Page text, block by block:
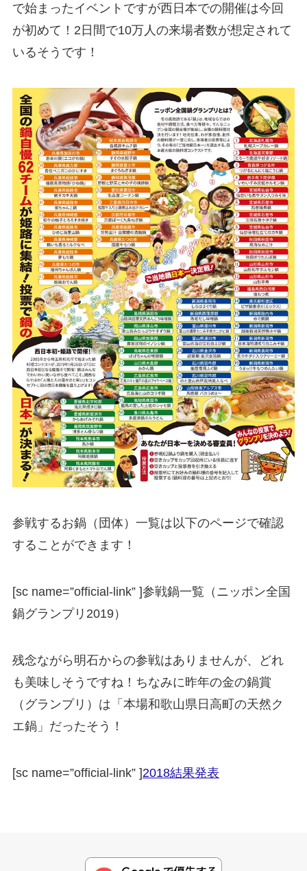
で始まったイベントですが西日本での開催は今回
が初めて！2日間で10万人の来場者数が想定されて
いるそうです！
参戦するお鍋（団体）一覧は以下のページで確認
することができます！
[sc name=”official-link” ]参戦鍋一覧（ニッポン全国
鍋グランプリ2019）
残念ながら明石からの参戦はありませんが、どれ
も美味しそうですね！ちなみに昨年の金の鍋賞
（グランプリ）は「本場和歌山県日高町の天然ク
エ鍋」だったそう！
[sc name=”official-link” ]2018結果発表